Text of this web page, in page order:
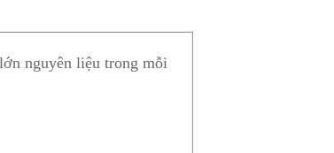
nguyên liệu trong mỗi